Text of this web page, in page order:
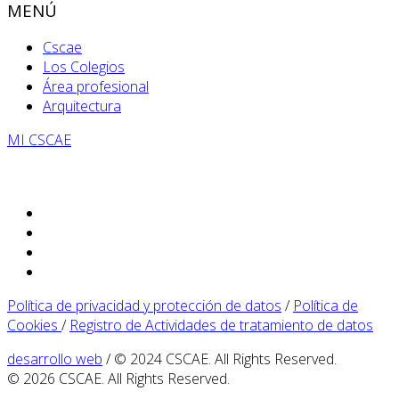
MENÚ
Cscae
Los Colegios
Área profesional
Arquitectura
MI CSCAE
Política de privacidad y protección de datos / Política de
Cookies / Registro de Actividades de tratamiento de datos
desarrollo web / © 2024 CSCAE. All Rights Reserved.
© 2026 CSCAE. All Rights Reserved.